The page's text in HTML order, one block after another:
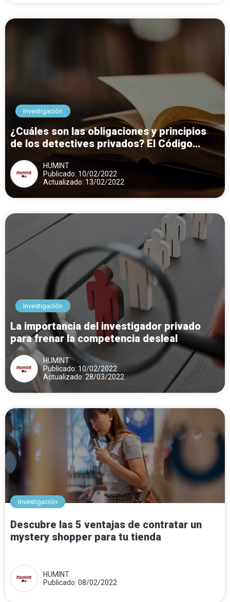
Investigación
¿Cuáles son las obligaciones y principios
de los detectives privados? El Código
Deontológico
HUMINT
Publicado: 10/02/2022
Actualizado: 13/02/2022
Investigación
La importancia del investigador privado
para frenar la competencia desleal
HUMINT
Publicado: 10/02/2022
Actualizado: 28/03/2022
Investigación
Descubre las 5 ventajas de contratar un
mystery shopper para tu tienda
HUMINT
Publicado: 08/02/2022